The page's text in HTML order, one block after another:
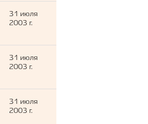
31 июля
2003 г.
31 июля
2003 г.
31 июля
2003 г.